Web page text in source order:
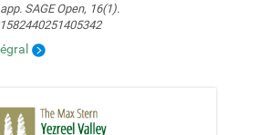
SAGE Open, 16(1).